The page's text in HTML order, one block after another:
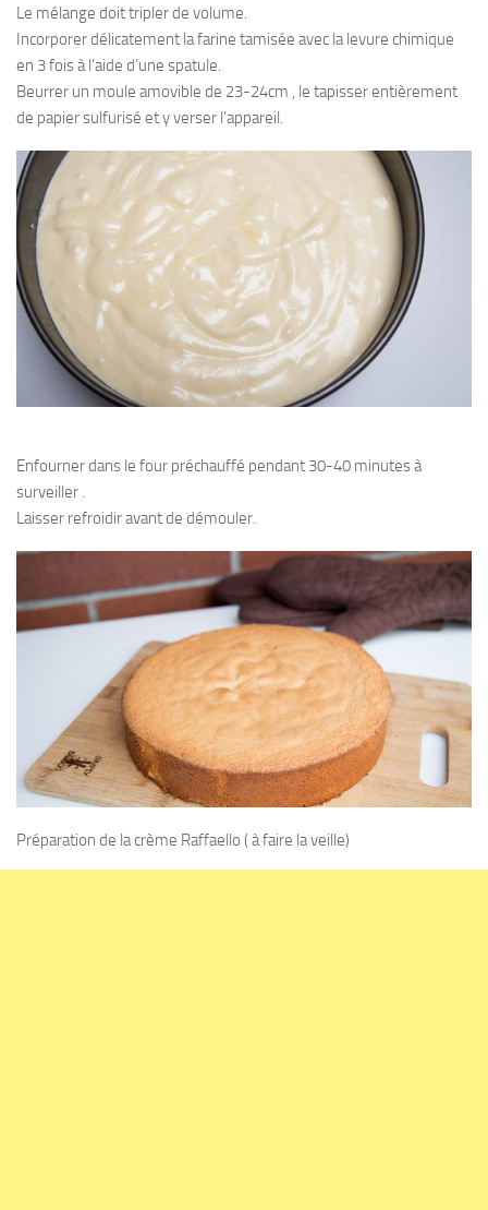
Le mélange doit tripler de volume.
Incorporer délicatement la farine tamisée avec la levure chimique
en 3 fois à l’aide d’une spatule.
Beurrer un moule amovible de 23-24cm , le tapisser entièrement
de papier sulfurisé et y verser l’appareil.
Enfourner dans le four préchauffé pendant 30-40 minutes à
surveiller .
Laisser refroidir avant de démouler.
Préparation de la crème Raffaello ( à faire la veille)